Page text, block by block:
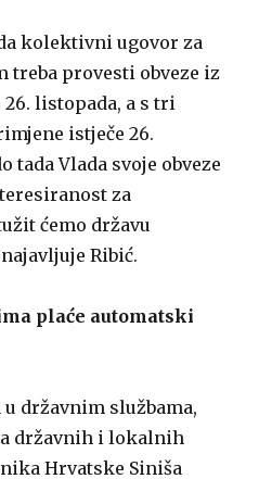
kolektivni ugovor za
treba provesti obveze iz
listopada, a s tri
istječe 26.
tada Vlada svoje obveze
za
ćemo državu
Ribić.
plaće automatski
državnim službama,
državnih i lokalnih
Hrvatske Siniša